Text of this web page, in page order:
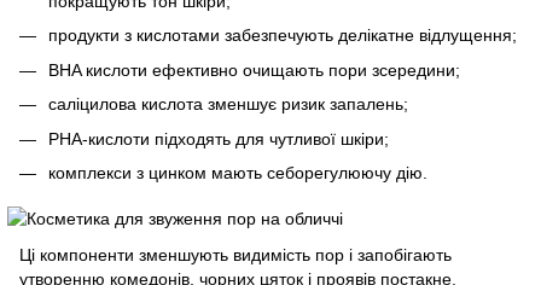
продукти з кислотами забезпечують делікатне відлущення;
BHA кислоти ефективно очищають пори зсередини;
саліцилова кислота зменшує ризик запалень;
PHA-кислоти підходять для чутливої шкіри;
комплекси з цинком мають себорегулюючу дію.
Ці компоненти зменшують видимість пор і запобігають
утворенню комедонів, чорних цяток і проявів постакне.